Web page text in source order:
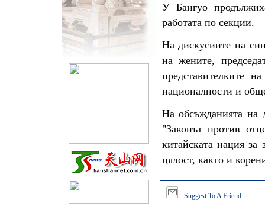
У Бангуо
работата по секции.
На дискусиите на
на жените,
представителките
националности и
На обсъжданията на
"Законът против
китайската нация за
цялост, както и
Suggest To A Friend